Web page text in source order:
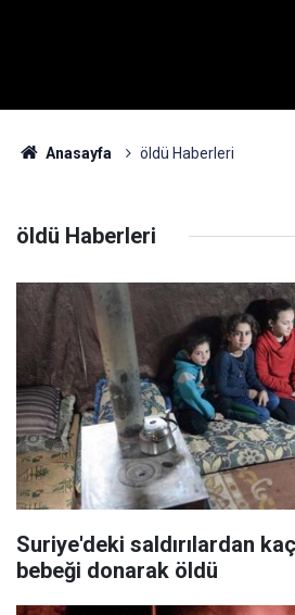
Anasayfa öldü Haberleri
öldü Haberleri
Suriye'deki saldırılardan
bebeği donarak öldü